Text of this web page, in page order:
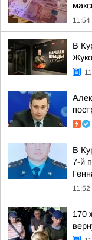
11:54
В
В
7-й
11:52
170